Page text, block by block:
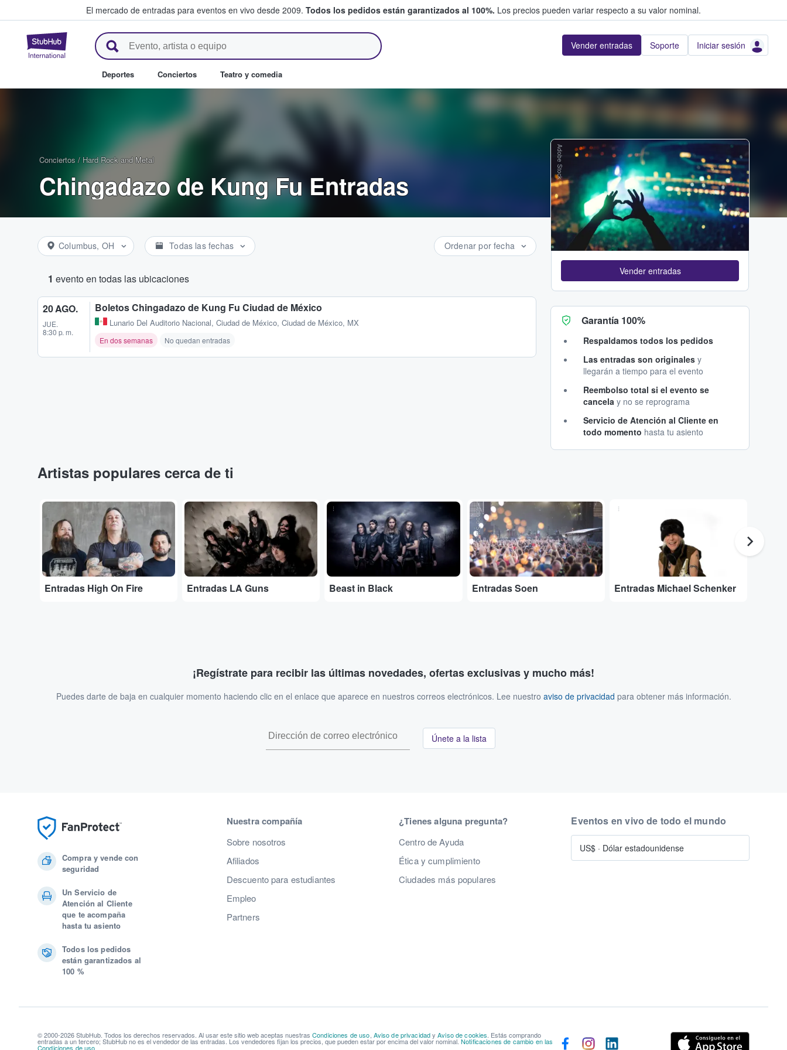
El mercado de entradas para eventos en vivo desde 2009. Todos los pedidos están garantizados al 100%. Los precios pueden variar respecto a su valor nominal.
StubHub: compra y venta de entradas entre fans Vender entradas Soporte Iniciar sesión
Deportes Conciertos Teatro y comedia
Conciertos / Hard Rock and Metal
Chingadazo de Kung Fu Entradas
Columbus, OH Todas las fechas Ordenar por fecha
1 evento en todas las ubicaciones
20 AGO.
JUE.
8:30 p. m.
Boletos Chingadazo de Kung Fu Ciudad de México
Lunario Del Auditorio Nacional, Ciudad de México, Ciudad de México, MX
En dos semanas No quedan entradas
Adobe Stock
Vender entradas
Garantía 100%
Respaldamos todos los pedidos
Las entradas son originales y
llegarán a tiempo para el evento
Reembolso total si el evento se
cancela y no se reprograma
Servicio de Atención al Cliente en
todo momento hasta tu asiento
Artistas populares cerca de ti
...
Entradas High On Fire
...
Entradas LA Guns
...
Beast in Black
Adobe Stock
Entradas Soen
...
Entradas Michael Schenker
¡Regístrate para recibir las últimas novedades, ofertas exclusivas y mucho más!
Puedes darte de baja en cualquier momento haciendo clic en el enlace que aparece en nuestros correos electrónicos. Lee nuestro aviso de privacidad para obtener más información.
Únete a la lista
Compra y vende con
seguridad
Un Servicio de
Atención al Cliente
que te acompaña
hasta tu asiento
Todos los pedidos
están garantizados al
100 %
Nuestra compañía
Sobre nosotros
Afiliados
Descuento para estudiantes
Empleo
Partners
¿Tienes alguna pregunta?
Centro de Ayuda
Ética y cumplimiento
Ciudades más populares
Eventos en vivo de todo el mundo
US$ · Dólar estadounidense
© 2000-2026 StubHub. Todos los derechos reservados. Al usar este sitio web aceptas nuestras Condiciones de uso Aviso de privacidadyAviso de cookies . Estás comprando
entradas a un tercero; StubHub no es el vendedor de las entradas. Los vendedores fijan los precios, que pueden estar por encima del valor nominal. Notificaciones de cambio en las
Condiciones de uso